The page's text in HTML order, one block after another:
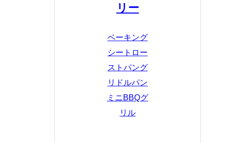
リー
ベーキング
シート ロー
ストパング
リドルパン
ミニBBQグ
リル